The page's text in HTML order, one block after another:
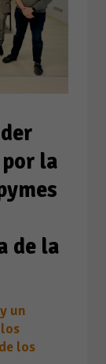
la
de la
un
los